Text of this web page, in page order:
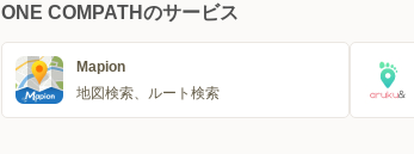
ONE COMPATHのサービス
Mapion
地図検索、ルート検索